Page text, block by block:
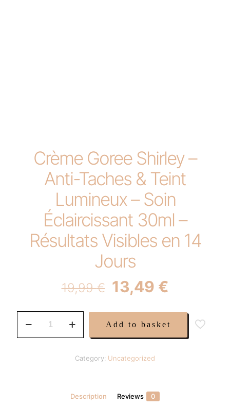
Crème Goree Shirley –
Anti-Taches & Teint
Lumineux – Soin
Éclaircissant 30ml –
Résultats Visibles en 14
Jours
19,99€ Original
price
was:
19,99 €.
13,49 €
is:
13,49 €.
Goree
Add to basket
Category: Uncategorized
Description Reviews 0